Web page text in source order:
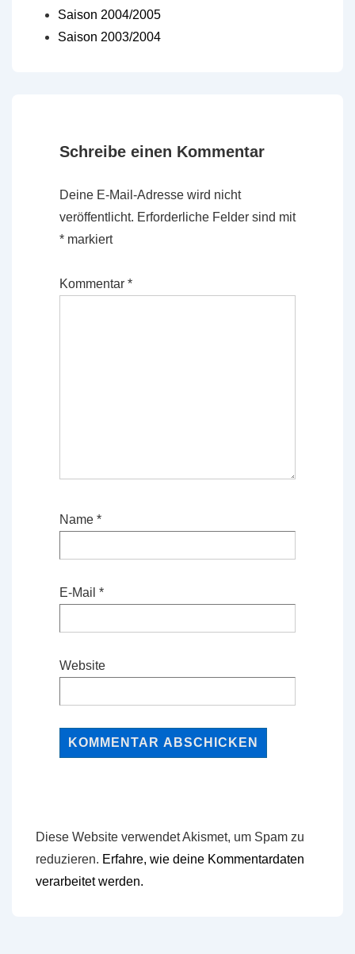
Saison 2004/2005
Saison 2003/2004
Schreibe einen Kommentar
Deine E-Mail-Adresse wird nicht
veröffentlicht. Erforderliche Felder sind mit
* markiert
Kommentar *
Name *
E-Mail *
Website
Diese Website verwendet Akismet, um Spam zu
reduzieren. Erfahre, wie deine Kommentardaten
verarbeitet werden.